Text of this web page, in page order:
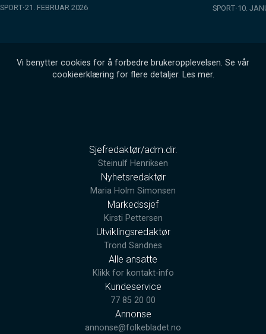
SPORT 21. FEBRUAR 2026 SPORT 10.
Vi benytter cookies for å forbedre brukeropplevelsen. Se vår
cookieerklæring for flere detaljer. Les mer.
Sjefredaktør/adm.dir.
Steinulf Henriksen
Nyhetsredaktør
Maria Holm Simonsen
Markedssjef
Kirsti Pettersen
Utviklingsredaktør
Trond Sandnes
Alle ansatte
Klikk for kontakt-info
Kundeservice
77 85 20 00
Annonse
annonse@folkebladet.no